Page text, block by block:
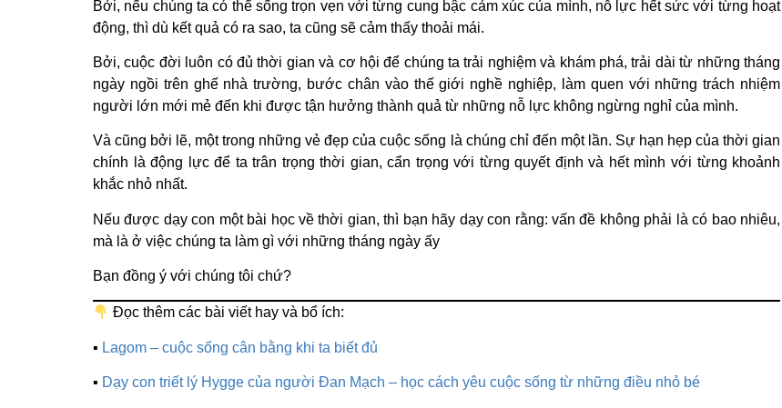
Bởi, nếu chúng ta có thể sống trọn vẹn với từng cung bậc cảm xúc của mình, nỗ lực hết sức với từng hoạt
động, thì dù kết quả có ra sao, ta cũng sẽ cảm thấy thoải mái.
Bởi, cuộc đời luôn có đủ thời gian và cơ hội để chúng ta trải nghiệm và khám phá, trải dài từ những tháng
ngày ngồi trên ghế nhà trường, bước chân vào thế giới nghề nghiệp, làm quen với những trách nhiệm
người lớn mới mẻ đến khi được tận hưởng thành quả từ những nỗ lực không ngừng nghỉ của mình.
Và cũng bởi lẽ, một trong những vẻ đẹp của cuộc sống là chúng chỉ đến một lần. Sự hạn hẹp của thời gian
chính là động lực để ta trân trọng thời gian, cẩn trọng với từng quyết định và hết mình với từng khoảnh
khắc nhỏ nhất.
Nếu được dạy con một bài học về thời gian, thì bạn hãy dạy con rằng: vấn đề không phải là có bao nhiêu,
mà là ở việc chúng ta làm gì với những tháng ngày ấy
Bạn đồng ý với chúng tôi chứ?
Đọc thêm các bài viết hay và bổ ích:
▪ Lagom – cuộc sống cân bằng khi ta biết đủ
▪ Dạy con triết lý Hygge của người Đan Mạch – học cách yêu cuộc sống từ những điều nhỏ bé